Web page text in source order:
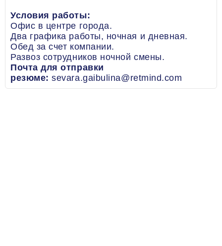
Условия работы:
Офис в центре города.
Два графика работы, ночная и дневная.
Обед за счет компании.
Развоз сотрудников ночной смены.
Почта для отправки
резюме: sevara.gaibulina@retmind.com